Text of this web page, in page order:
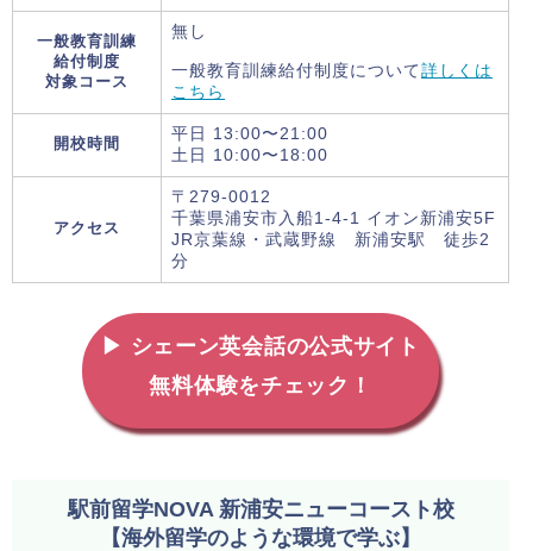
一般教育訓練
給付制度
対象コース
無し
一般教育訓練給付制度について 詳しくは
こちら
開校時間
平日 13:00〜21:00
土日 10:00〜18:00
アクセス
〒279-0012
千葉県浦安市入船1-4-1 イオン新浦安5F
JR京葉線・武蔵野線 新浦安駅 徒歩2
分
▶ シェーン英会話の公式サイト
無料体験をチェック！
駅前留学NOVA 新浦安ニューコースト校
【海外留学のような環境で学ぶ】